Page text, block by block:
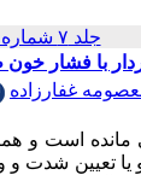
جلد ۷ شماره ۳ صفحات ۶۲-۵۷
غفارزاده
مانده است و
یا تعیین